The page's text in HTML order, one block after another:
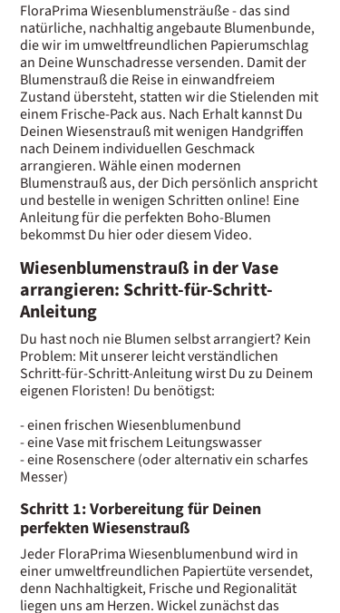
FloraPrima Wiesenblumensträuße - das sind
natürliche, nachhaltig angebaute Blumenbunde,
die wir im umweltfreundlichen Papierumschlag
an Deine Wunschadresse versenden. Damit der
Blumenstrauß die Reise in einwandfreiem
Zustand übersteht, statten wir die Stielenden mit
einem Frische-Pack aus. Nach Erhalt kannst Du
Deinen Wiesenstrauß mit wenigen Handgriffen
nach Deinem individuellen Geschmack
arrangieren. Wähle einen modernen
Blumenstrauß aus, der Dich persönlich anspricht
und bestelle in wenigen Schritten online! Eine
Anleitung für die perfekten Boho-Blumen
bekommst Du hier oder diesem Video.
Wiesenblumenstrauß in der Vase
arrangieren: Schritt-für-Schritt-
Anleitung
Du hast noch nie Blumen selbst arrangiert? Kein
Problem: Mit unserer leicht verständlichen
Schritt-für-Schritt-Anleitung wirst Du zu Deinem
eigenen Floristen! Du benötigst:
- einen frischen Wiesenblumenbund
- eine Vase mit frischem Leitungswasser
- eine Rosenschere (oder alternativ ein scharfes
Messer)
Schritt 1: Vorbereitung für Deinen
perfekten Wiesenstrauß
Jeder FloraPrima Wiesenblumenbund wird in
einer umweltfreundlichen Papiertüte versendet,
denn Nachhaltigkeit, Frische und Regionalität
liegen uns am Herzen. Wickel zunächst das